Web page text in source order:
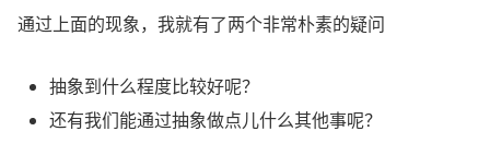
通过上面的现象，我就有了两个非常朴素的疑问
抽象到什么程度比较好呢？
还有我们能通过抽象做点儿什么其他事呢？